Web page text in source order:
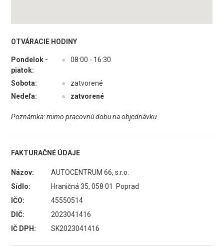
OTVÁRACIE HODINY
Pondelok -
piatok:
● 08:00 - 16:30
Sobota: ●
zatvorené
Nedeľa:
● zatvorené
Poznámka: mimo pracovnú dobu na objednávku
FAKTURAČNÉ ÚDAJE
Názov:
AUTOCENTRUM 66, s.r.o.
Sídlo:
Hraničná 35, 058 01 Poprad
IČO:
45550514
DIČ:
2023041416
IČ DPH:
SK2023041416